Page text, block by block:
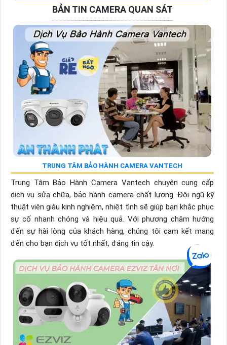
BẢN TIN CAMERA QUAN SÁT
TRUNG TÂM BẢO HÀNH CAMERA VANTECH
Trung Tâm Bảo Hành Camera Vantech chuyên cung cấp
dịch vụ sửa chữa, bảo hành camera chất lượng. Đội ngũ kỹ
thuật viên giàu kinh nghiệm, nhiệt tình sẽ giúp bạn khắc phục
sự cố nhanh chóng và hiệu quả. Với phương châm hướng
đến sự hài lòng của khách hàng, chúng tôi cam kết mang
đến cho bạn dịch vụ tốt nhất, đáng tin cậy.